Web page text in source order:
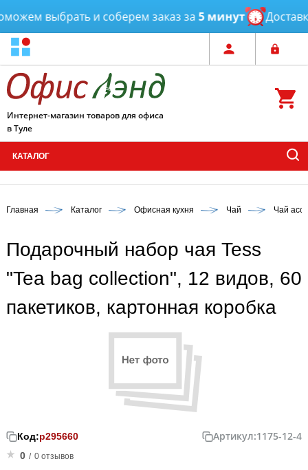
выбрать и соберем заказ за5 минут Доставка
Интернет-магазин товаров для офиса
в Туле
КАТАЛОГ
Главная Каталог Офисная кухня Чай Чай
Подарочный набор чая Tess
"Tea bag collection", 12 видов, 60
пакетиков, картонная коробка
Код:р295660 Артикул:1175-12-4
0 / 0 отзывов